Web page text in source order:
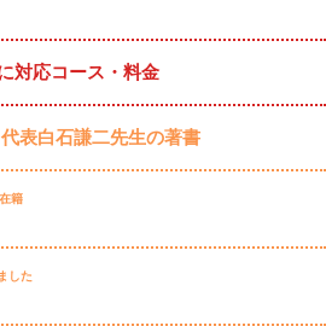
対応コース・料金
表白石謙二先生の著書
籍
した